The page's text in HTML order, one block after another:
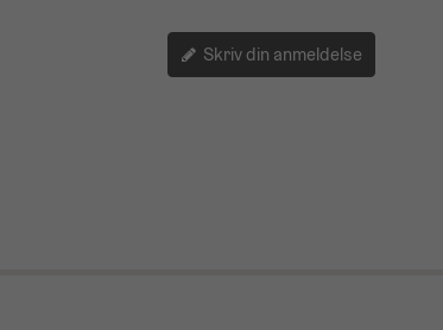
Skriv din anmeldelse